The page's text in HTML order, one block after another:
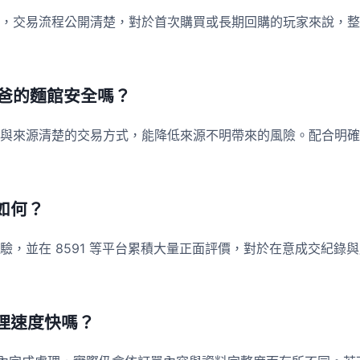
交易流程公開清楚，對於首次購買或長期回購的玩家來說，
的麵館安全嗎？
來源清楚的交易方式，能降低來源不明帶來的風險。配合明
何？
，並在 8591 等平台累積大量正面評價，對於在意成交紀錄
速度快嗎？